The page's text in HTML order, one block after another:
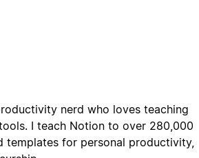
nerd who loves teaching
I teach Notion to over 280,000
templates for personal productivity,